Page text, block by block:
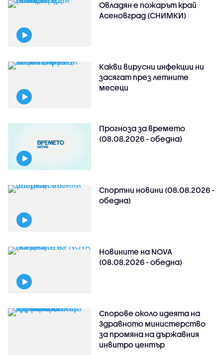
Овладян е пожарът край
Асеновград (СНИМКИ)
Какви вирусни инфекции ни
засягат през летните
месеци
Прогноза за времето
(08.08.2026 - обедна)
Спортни новини (08.08.2026 -
обедна)
Новините на NOVA
(08.08.2026 - обедна)
Спорове около идеята на
Здравното министерство
за промяна на държавния
инвитро център